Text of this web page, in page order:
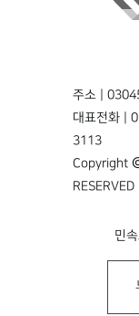
주소 |
대표전화 |
3113
Copyright
RESERVED
민